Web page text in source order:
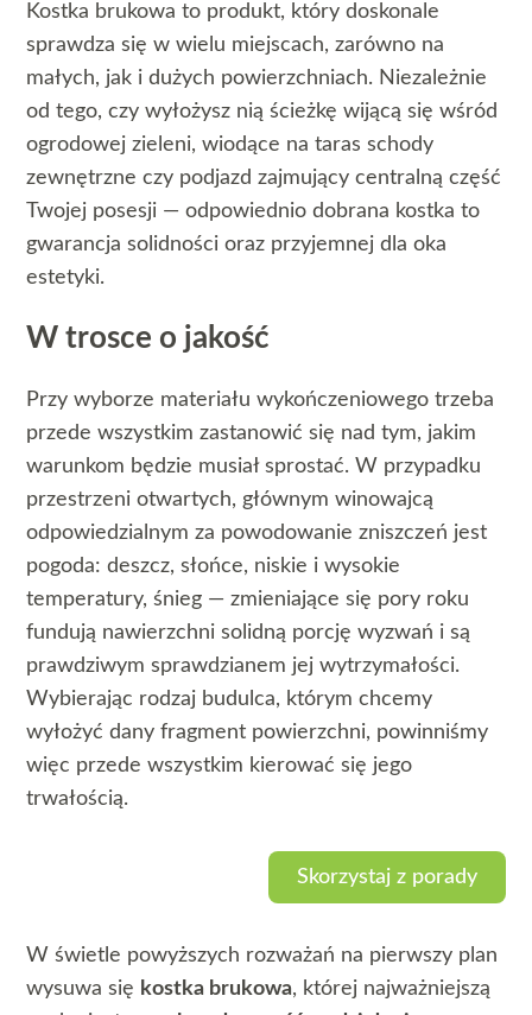
Kostka brukowa to produkt, który doskonale
sprawdza się w wielu miejscach, zarówno na
małych, jak i dużych powierzchniach. Niezależnie
od tego, czy wyłożysz nią ścieżkę wijącą się wśród
ogrodowej zieleni, wiodące na taras schody
zewnętrzne czy podjazd zajmujący centralną część
Twojej posesji — odpowiednio dobrana kostka to
gwarancja solidności oraz przyjemnej dla oka
estetyki.
W trosce o jakość
Przy wyborze materiału wykończeniowego trzeba
przede wszystkim zastanowić się nad tym, jakim
warunkom będzie musiał sprostać. W przypadku
przestrzeni otwartych, głównym winowajcą
odpowiedzialnym za powodowanie zniszczeń jest
pogoda: deszcz, słońce, niskie i wysokie
temperatury, śnieg — zmieniające się pory roku
fundują nawierzchni solidną porcję wyzwań i są
prawdziwym sprawdzianem jej wytrzymałości.
Wybierając rodzaj budulca, którym chcemy
wyłożyć dany fragment powierzchni, powinniśmy
więc przede wszystkim kierować się jego
trwałością.
Skorzystaj z porady
W świetle powyższych rozważań na pierwszy plan
wysuwa się kostka brukowa, której najważniejszą